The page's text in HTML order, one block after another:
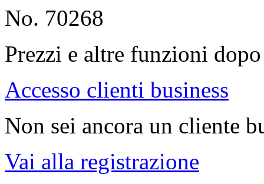
No. 70268
Prezzi e altre funzioni
Accesso clienti business
Non sei ancora un cliente
Vai alla registrazione